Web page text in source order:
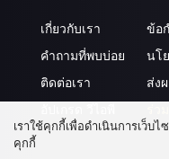
เกี่ยวกับเรา
คำถามที่พบบ่อย
ติดต่อเรา
ข้อ
นโ
ส่ง
เราใช้คุกกี้เพื่อดำเนินการเว็บ
คุกกี้